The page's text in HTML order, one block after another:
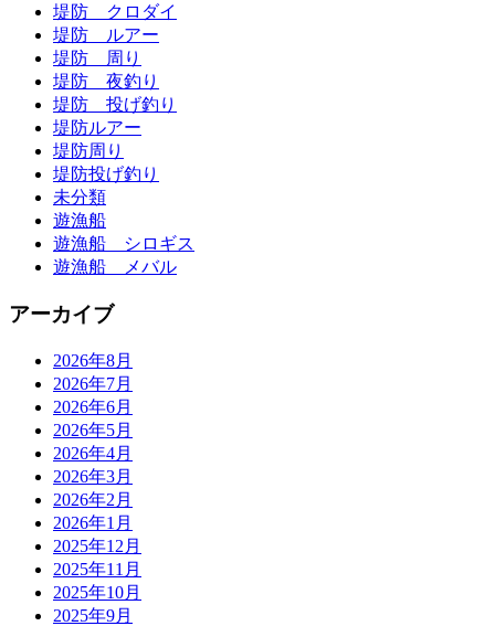
堤防 クロダイ
堤防 ルアー
堤防 周り
堤防 夜釣り
堤防 投げ釣り
堤防ルアー
堤防周り
堤防投げ釣り
未分類
遊漁船
遊漁船 シロギス
遊漁船 メバル
アーカイブ
2026年8月
2026年7月
2026年6月
2026年5月
2026年4月
2026年3月
2026年2月
2026年1月
2025年12月
2025年11月
2025年10月
2025年9月